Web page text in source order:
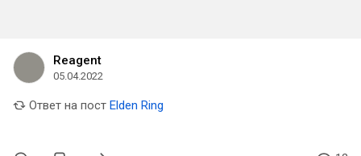
Reagent
05.04.2022
Ответ на пост Elden Ring